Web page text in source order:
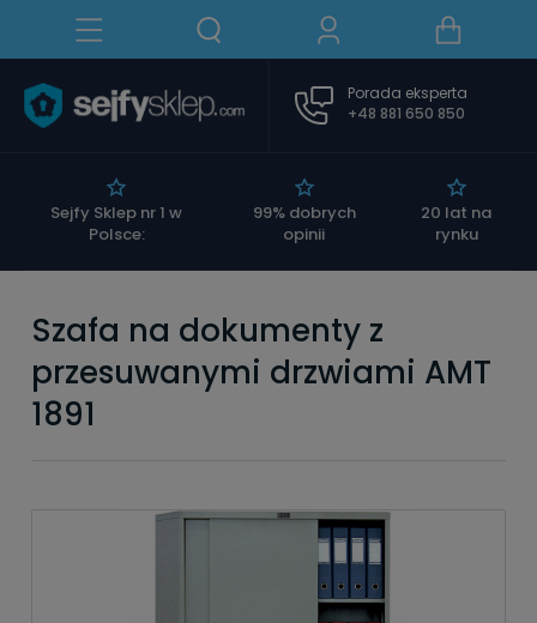
Sejfy Sklep nr 1 w
Polsce:
99% dobrych
opinii
20 lat na
rynku
Porada eksperta
+48 881 650 850
Szafa na dokumenty z
przesuwanymi drzwiami AMT
1891